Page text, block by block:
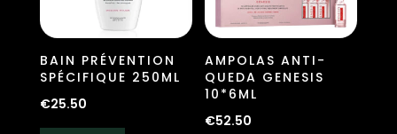
BAIN PRÉVENTION
SPÉCIFIQUE 250ML
€25.50
AMPOLAS ANTI-
QUEDA GENESIS
10*6ML
€52.50